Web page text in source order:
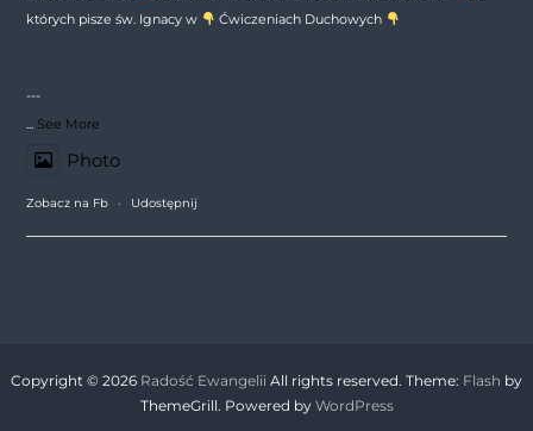
których pisze św. Ignacy w
Ćwiczeniach Duchowych
---
See More
Photo
Zobacz na Fb · Udostępnij
Copyright © 2026 Radość Ewangelii All rights reserved. Theme: Flash by
ThemeGrill. Powered by WordPress